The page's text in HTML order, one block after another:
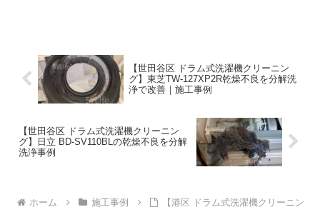
【世田谷区 ドラム式洗濯機クリーニン
グ】東芝TW-127XP2R乾燥不良を分解洗
浄で改善｜施工事例
【世田谷区 ドラム式洗濯機クリーニン
グ】日立 BD-SV110BLの乾燥不良を分解
洗浄事例
ホーム 施工事例
【港区 ドラム式洗濯機クリーニン